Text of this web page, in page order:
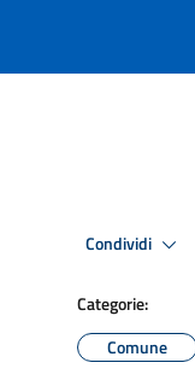
Condividi
Categorie:
Comune